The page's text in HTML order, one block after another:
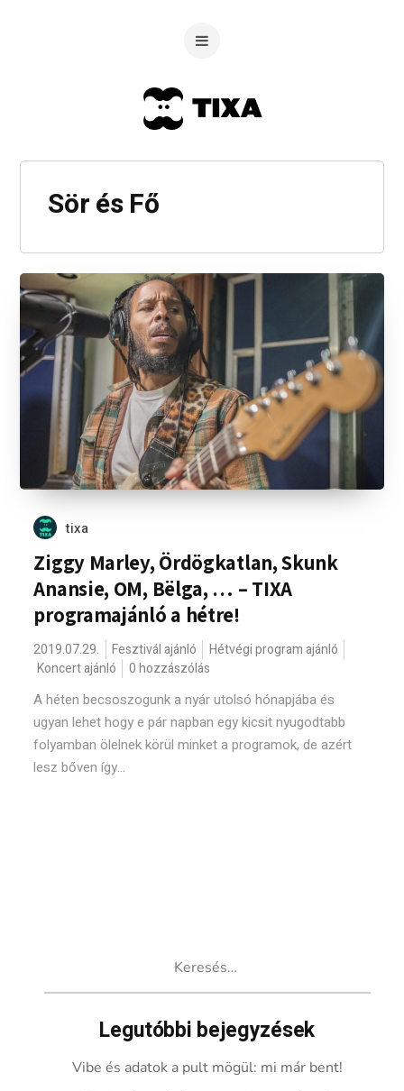
Sör és Fő
tixa
Ziggy Marley, Ördögkatlan, Skunk
Anansie, OM, Bëlga, … – TIXA
programajánló a hétre!
2019.07.29. Fesztivál ajánló
Hétvégi program ajánló
Koncert ajánló
0 hozzászólás
A héten becsoszogunk a nyár utolsó hónapjába és
ugyan lehet hogy e pár napban egy kicsit nyugodtabb
folyamban ölelnek körül minket a programok, de azért
lesz bőven így...
Legutóbbi bejegyzések
Vibe és adatok a pult mögül: mi már bent!